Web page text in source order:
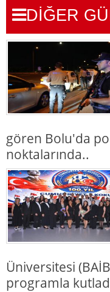
DİĞER
gören Bolu'da
noktalarında..
Üniversitesi
programla